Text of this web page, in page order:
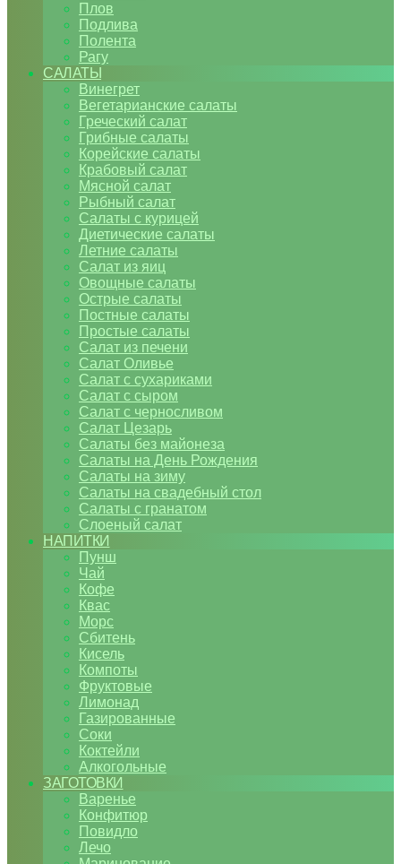
Плов
Подлива
Полента
Рагу
САЛАТЫ
Винегрет
Вегетарианские салаты
Греческий салат
Грибные салаты
Корейские салаты
Крабовый салат
Мясной салат
Рыбный салат
Салаты с курицей
Диетические салаты
Летние салаты
Салат из яиц
Овощные салаты
Острые салаты
Постные салаты
Простые салаты
Салат из печени
Салат Оливье
Салат с сухариками
Салат с сыром
Салат с черносливом
Салат Цезарь
Салаты без майонеза
Салаты на День Рождения
Салаты на зиму
Салаты на свадебный стол
Салаты с гранатом
Слоеный салат
НАПИТКИ
Пунш
Чай
Кофе
Квас
Морс
Сбитень
Кисель
Компоты
Фруктовые
Лимонад
Газированные
Соки
Коктейли
Алкогольные
ЗАГОТОВКИ
Варенье
Конфитюр
Повидло
Лечо